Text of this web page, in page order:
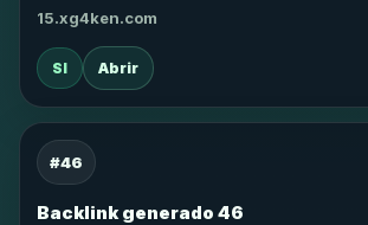
15.xg4ken.com
SI Abrir
#46
Backlink generado 46